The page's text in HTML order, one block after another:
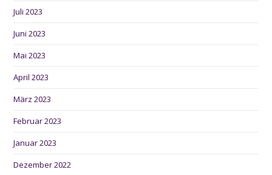
Juli 2023
Juni 2023
Mai 2023
April 2023
März 2023
Februar 2023
Januar 2023
Dezember 2022